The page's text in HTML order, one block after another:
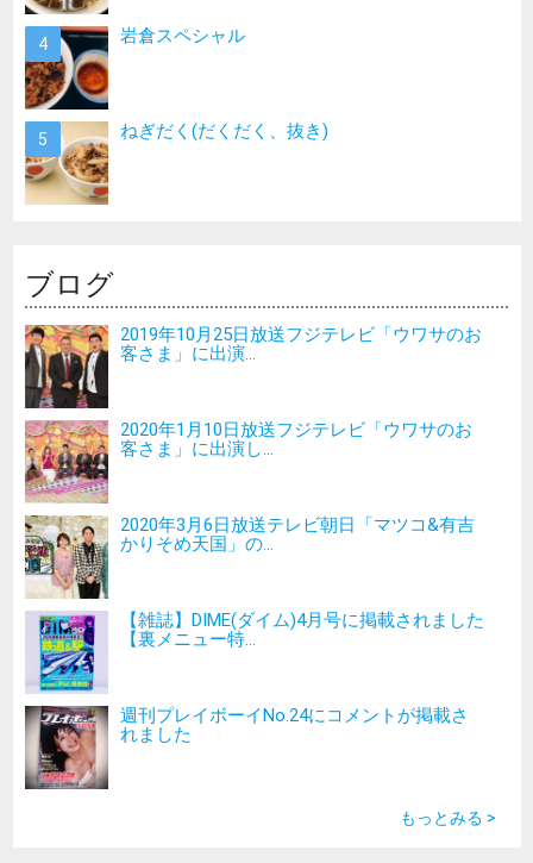
岩倉スペシャル
ねぎだく(だくだく、抜き)
ブログ
2019年10月25日放送フジテレビ「ウワサのお
客さま」に出演...
2020年1月10日放送フジテレビ「ウワサのお
客さま」に出演し...
2020年3月6日放送テレビ朝日「マツコ&有吉
かりそめ天国」の...
【雑誌】DIME(ダイム)4月号に掲載されました
【裏メニュー特...
週刊プレイボーイNo.24にコメントが掲載さ
れました
もっとみる >